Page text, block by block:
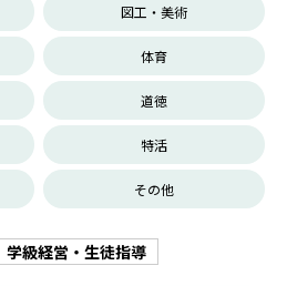
図工・美術
体育
道徳
特活
その他
学級経営・生徒指導